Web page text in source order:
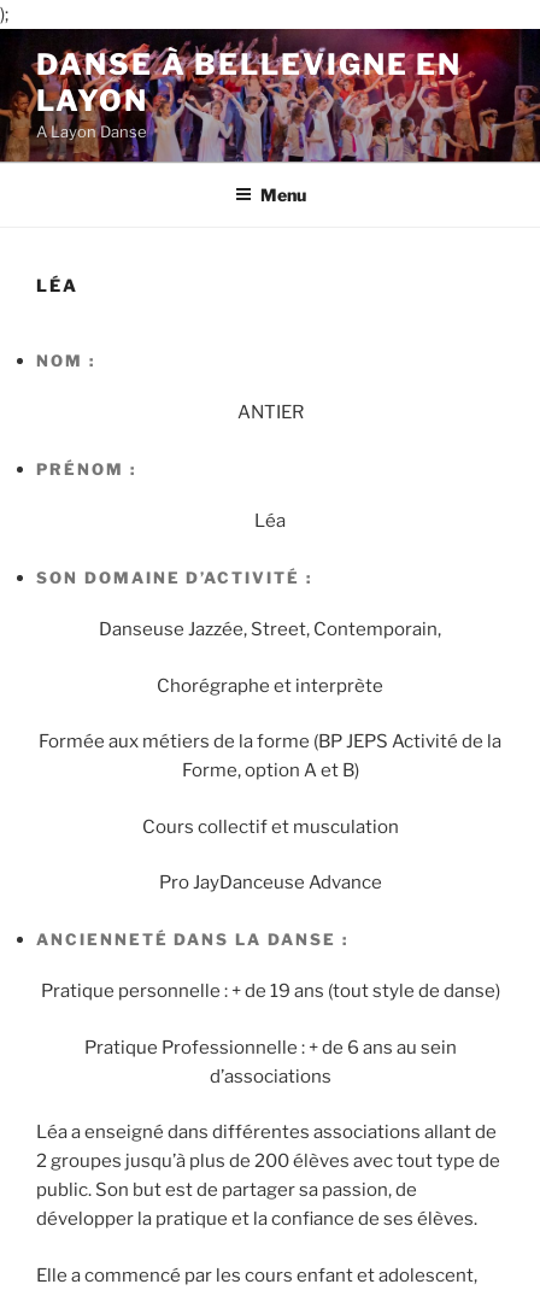
);
contenu
principal
DANSE À BELLEVIGNE EN
LAYON
A Layon Danse
Menu
LÉA
NOM :
ANTIER
PRÉNOM :
Léa
SON DOMAINE D’ACTIVITÉ :
Danseuse Jazzée, Street, Contemporain,
Chorégraphe et interprète
Formée aux métiers de la forme (BP JEPS Activité de la
Forme, option A et B)
Cours collectif et musculation
Pro JayDanceuse Advance
ANCIENNETÉ DANS LA DANSE :
Pratique personnelle : + de 19 ans (tout style de danse)
Pratique Professionnelle : + de 6 ans au sein
d’associations
Léa a enseigné dans différentes associations allant de
2 groupes jusqu’à plus de 200 élèves avec tout type de
public. Son but est de partager sa passion, de
développer la pratique et la confiance de ses élèves.
Elle a commencé par les cours enfant et adolescent,